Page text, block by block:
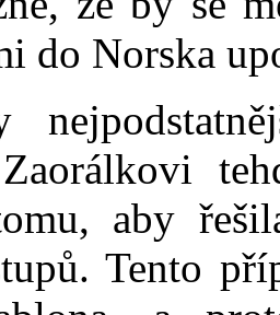
do Norska
aby
Tento